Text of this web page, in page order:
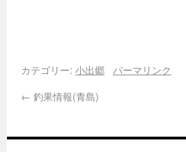
カテゴリー: 小出郷
パーマリンク
← 釣果情報(青島)